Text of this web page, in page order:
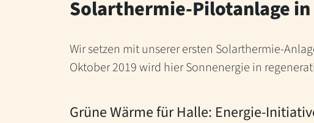
Solarthermie-Pilotanlage
Wir setzen mit unserer ersten Solarthermie-
Oktober 2019 wird hier Sonnenergie in
Grüne Wärme für Halle: Energie-